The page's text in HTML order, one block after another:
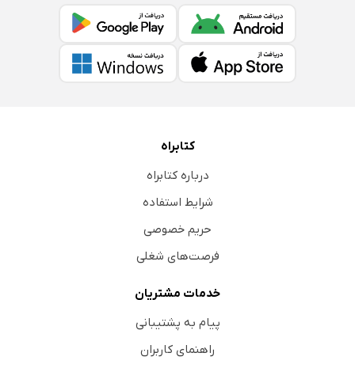
کتابراه
درباره کتابراه
شرایط استفاده
حریم خصوصی
فرصت‌های شغلی
خدمات مشتریان
پیام به پشتیبانی
راهنمای کاربران